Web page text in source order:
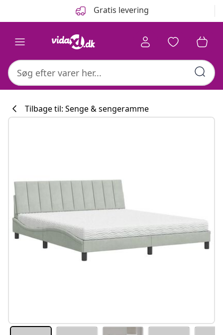
Gratis levering
#sharemevidaxl
Tilbage til: Senge & sengeramme